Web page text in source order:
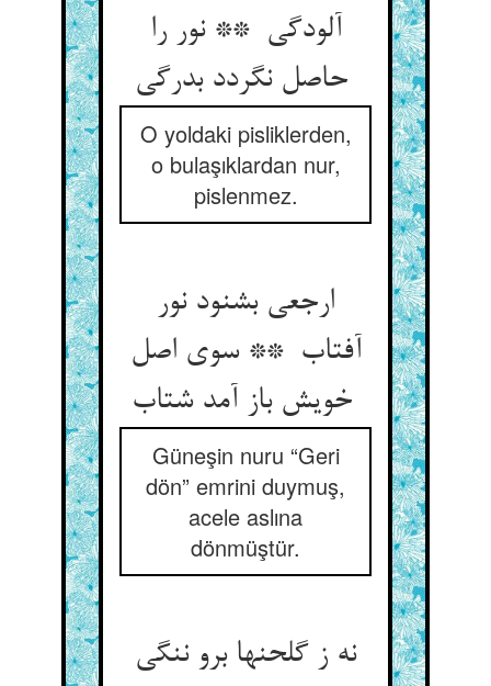
آلودگی ** نور را
O yoldaki pisliklerden,
o bulaşıklardan nur,
pislenmez.
ارجعی بشنود نور
آفتاب ** سوی اصل
خویش باز آمد شتاب
Güneşin nuru “Geri
dön” emrini duymuş,
acele aslına
dönmüştür.
نه ز گلحنها برو ننگی